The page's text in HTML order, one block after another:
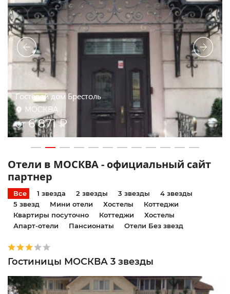
Измайлово Вега
МОСКВА
от6 200 ₽
Отели в МОСКВА - официальный сайт
партнер
Все 1 звезда 2 звезды 3 звезды
4 звезды
5 звезд
Мини отели Хостелы
Коттеджи
Квартиры посуточно
Коттеджи
Хостелы
Апарт-отели
Пансионаты Отели Без звезд
Гостиницы МОСКВА 3 звезды